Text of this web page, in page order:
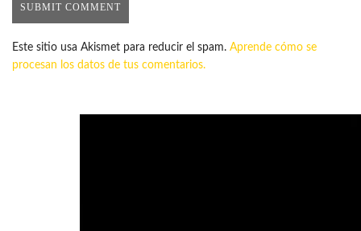
Este sitio usa Akismet para reducir el spam. Aprende cómo se
procesan los datos de tus comentarios.